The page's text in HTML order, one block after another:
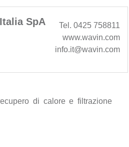
SpA
Tel. 0425 758811
www.wavin.com
info.it@wavin.com
di calore e filtrazione